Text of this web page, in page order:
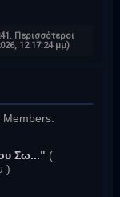
. Περισσότεροι
12:17:24 μμ)
Members.
Σω..." (
)